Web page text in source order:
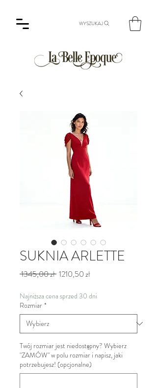
WYSZUKAJ
SUKNIA ARLETTE
1345,00 zł Regularna cena
1210,50 złCena Rabatowa
Najniższa cena sprzed 30 dni
Rozmiar *
Twój rozmiar jest niedostępny? Wybierz
"ZAMÓW" w polu rozmiar i napisz, jaki
potrzebujesz! (opcjonalne)